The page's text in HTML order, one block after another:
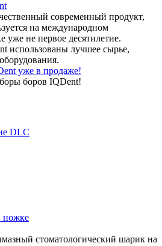
современный продукт,
на международном
уже не первое десятилетие.
использованы лучшее сырье,
уже в продаже!
боров IQDent!
DLC
ножке
стоматологический шарик на